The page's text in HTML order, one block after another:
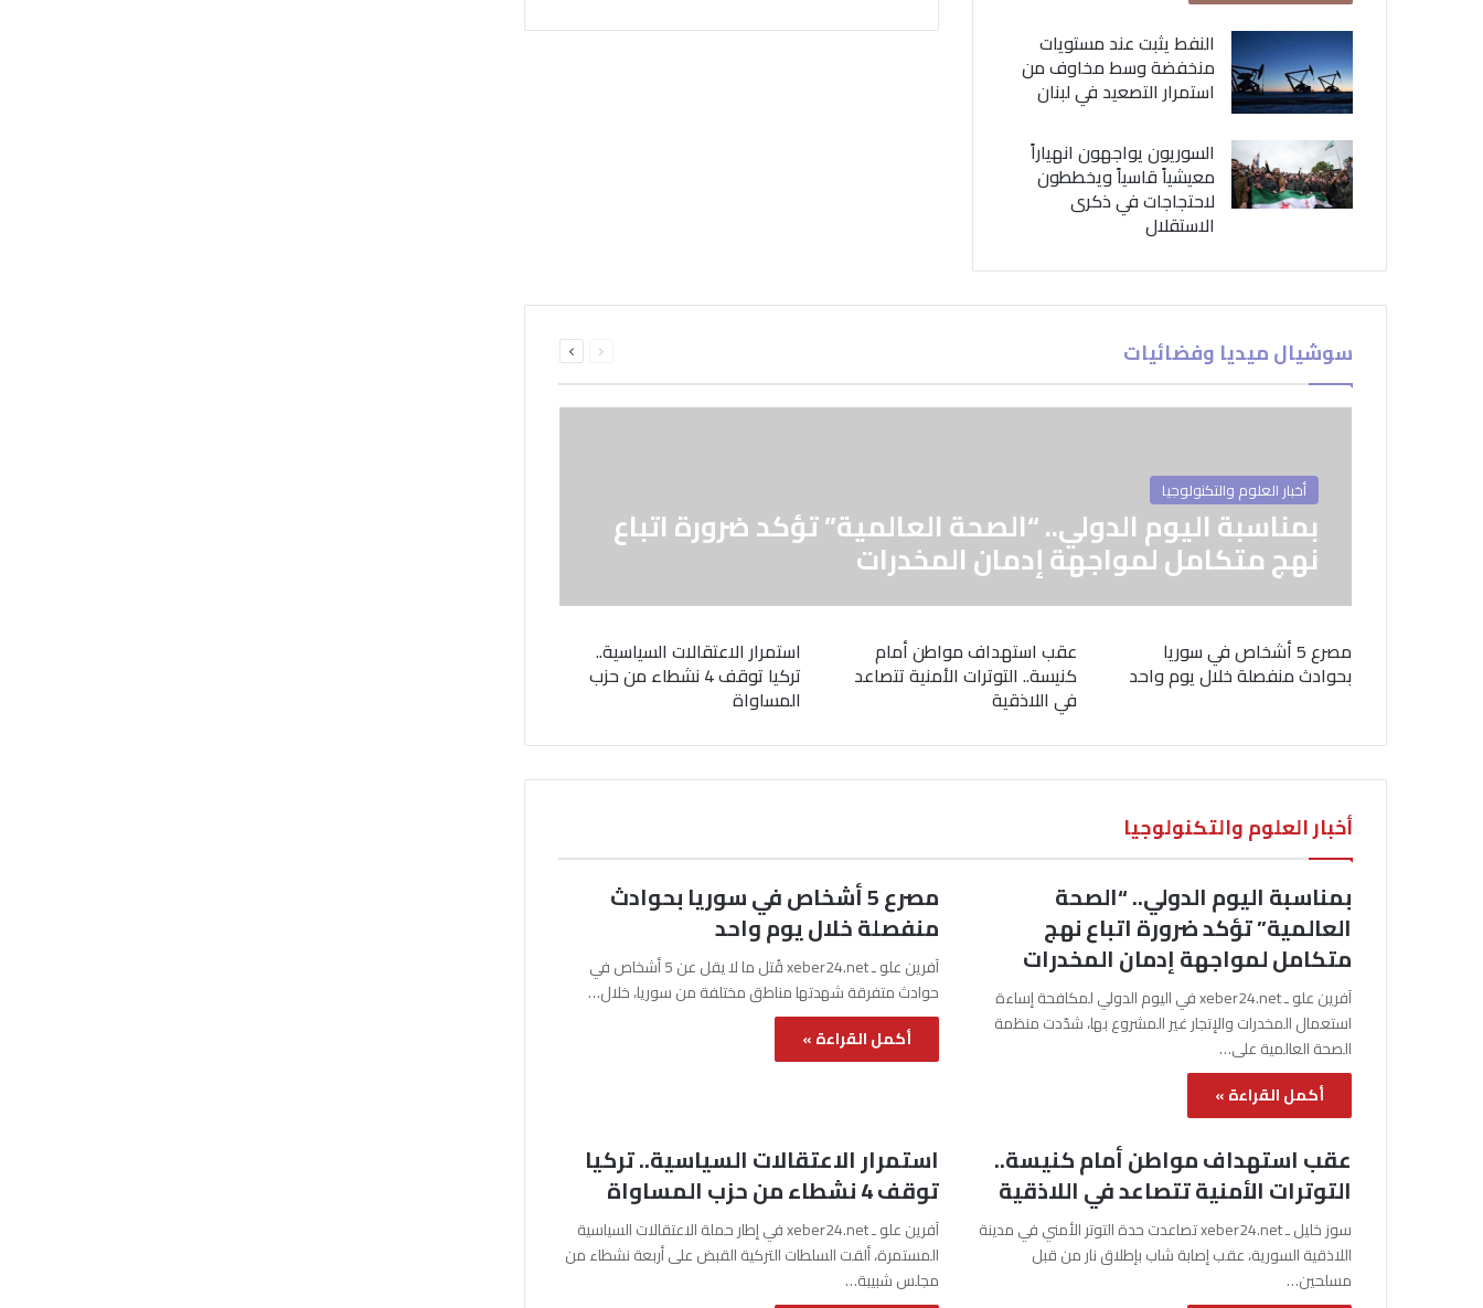
النفط يثبت عند مستويات
منخفضة وسط مخاوف من
استمرار التصعيد في لبنان
السوريون يواجهون انهياراً
معيشياً قاسياً ويخططون
لاحتجاجات في ذكرى
الاستقلال
سوشيال ميديا وفضائيات الصفحةالصفحة
أخبار العلوم والتكنولوجيا
بمناسبة اليوم الدولي.. “الصحة العالمية” تؤكد ضرورة اتباع
نهج متكامل لمواجهة إدمان المخدرات
مصرع 5 أشخاص في سوريا
بحوادث منفصلة خلال يوم واحد
عقب استهداف مواطن أمام
كنيسة.. التوترات الأمنية تتصاعد
في اللاذقية
استمرار الاعتقالات السياسية..
تركيا توقف 4 نشطاء من حزب
المساواة
أخبار العلوم والتكنولوجيا
بمناسبة اليوم الدولي.. “الصحة
العالمية” تؤكد ضرورة اتباع نهج
متكامل لمواجهة إدمان المخدرات
آفرين علو ـ xeber24.net في اليوم الدولي لمكافحة إساءة
استعمال المخدرات والإتجار غير المشروع بها، شدّدت منظمة
الصحة العالمية على…
أكمل القراءة »
مصرع 5 أشخاص في سوريا بحوادث
منفصلة خلال يوم واحد
آفرين علو ـ xeber24.net قُتل ما لا يقل عن 5 أشخاص في
حوادث متفرقة شهدتها مناطق مختلفة من سوريا، خلال…
أكمل القراءة »
عقب استهداف مواطن أمام كنيسة..
التوترات الأمنية تتصاعد في اللاذقية
سوز خليل ـ xeber24.net تصاعدت حدة التوتر الأمني في مدينة
اللاذقية السورية، عقب إصابة شاب بإطلاق نار من قبل
مسلحين…
استمرار الاعتقالات السياسية.. تركيا
توقف 4 نشطاء من حزب المساواة
آفرين علو ـ xeber24.net في إطار حملة الاعتقالات السياسية
المستمرة، ألقت السلطات التركية القبض على أربعة نشطاء من
مجلس شبيبة…